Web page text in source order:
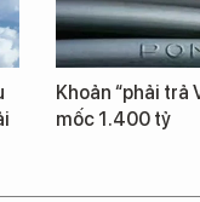
Khoản “phải trả
mốc 1.400 tỷ